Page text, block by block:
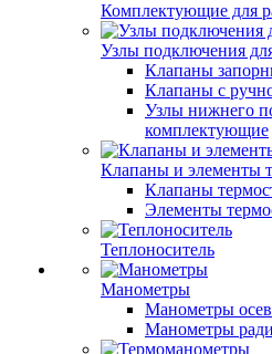
Комплектующие для
Узлы подключения
Клапаны
Клапаны с
Узлы нижнего
комплектующие
Клапаны и элементы
Клапаны
Элементы
Теплоноситель
Манометры
Манометры
Манометры